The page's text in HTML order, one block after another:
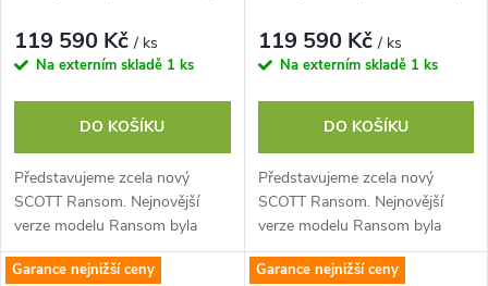
119 590 Kč/ ks
Na externím skladě 1 ks
DO KOŠÍKU
Představujeme zcela nový
SCOTT Ransom. Nejnovější
verze modelu Ransom byla
navržena na nekompromisní
sjezdový výkon a jistou jízdu za
119 590 Kč/ ks
Na externím skladě 1 ks
DO KOŠÍKU
Představujeme zcela nový
SCOTT Ransom. Nejnovější
verze modelu Ransom byla
navržena na nekompromisní
sjezdový výkon a jistou jízdu za
Garance nejnižší ceny Garance nejnižší ceny